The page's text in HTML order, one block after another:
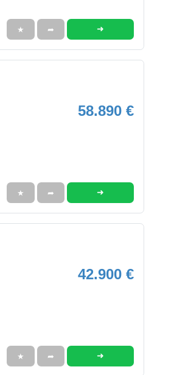
★ ➦ ➜
58.890 €
★ ➦ ➜
42.900 €
★ ➦ ➜